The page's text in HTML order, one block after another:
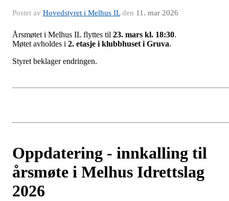
Postet av Hovedstyret i Melhus ILden 11. mar 2026
Årsmøtet i Melhus IL flyttes til 23. mars kl. 18:30.
Møtet avholdes i 2. etasje i klubbhuset i Gruva.
Styret beklager endringen.
Oppdatering - innkalling til
årsmøte i Melhus Idrettslag
2026